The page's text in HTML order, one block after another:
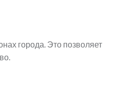
города. Это позволяет